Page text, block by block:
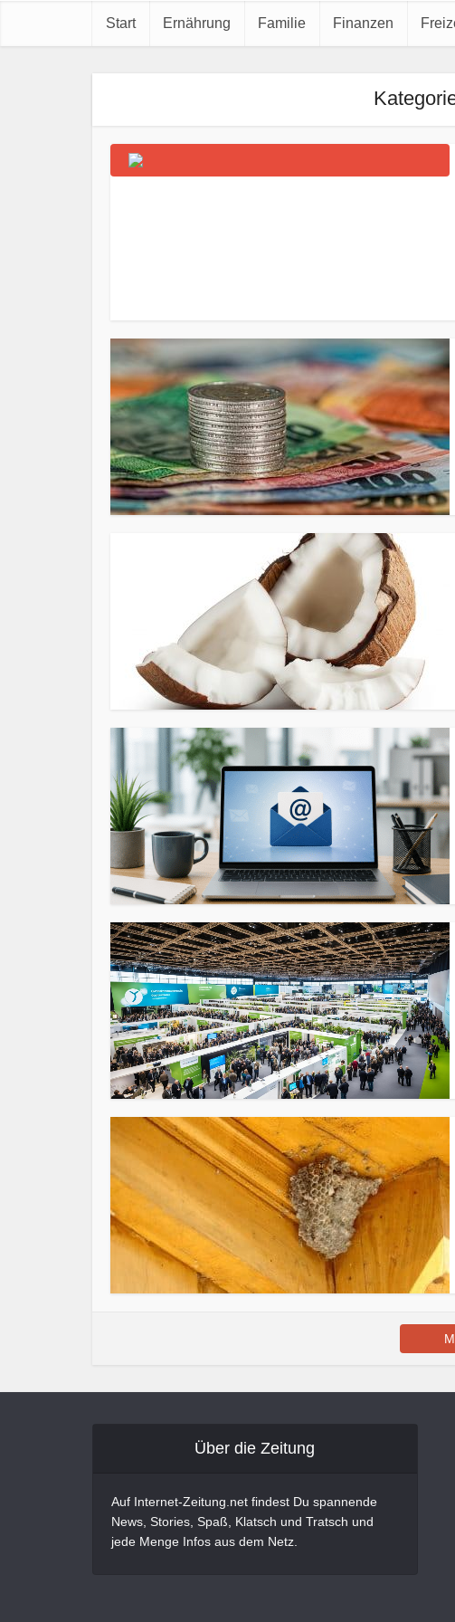
Start Ernährung Familie Finanzen
Über die Zeitung
Auf Internet-Zeitung.net findest Du spannende
News, Stories, Spaß, Klatsch und Tratsch und
jede Menge Infos aus dem Netz.